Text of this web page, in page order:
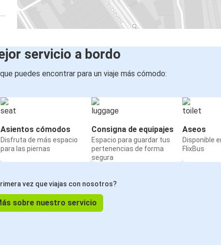
servicio a bordo
puedes encontrar para un viaje más cómodo:
Asientos cómodos
Disfruta de más espacio
para las piernas
Consigna de equipajes
Espacio para guardar tus
pertenencias de forma
segura
Aseos
Disponible
FlixBus
vez que viajas con nosotros?
sobre nuestro servicio